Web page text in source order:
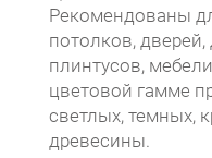
Рекомендованы
потолков,
плинтусов,
цветовой гамме
светлых, темных,
древесины.